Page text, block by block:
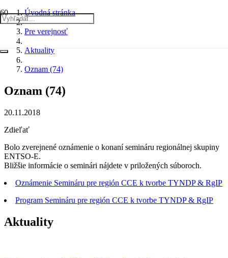
Úvodná stránka
Pre verejnosť
Aktuality
Oznam (74)
Oznam (74)
20.11.2018
Zdieľať
Bolo zverejnené oznámenie o konaní semináru regionálnej skupiny
ENTSO-E.
Bližšie informácie o seminári nájdete v priložených súboroch.
Oznámenie Semináru pre región CCE k tvorbe TYNDP & RgIP
Program Semináru pre región CCE k tvorbe TYNDP & RgIP
Aktuality